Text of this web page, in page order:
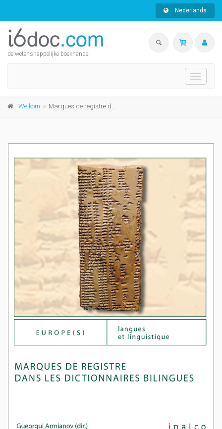
Nederlands
de wetenshappelijke boekhandel
Toggle
Welkom Marques de registre dans les dictionnaires bilingues